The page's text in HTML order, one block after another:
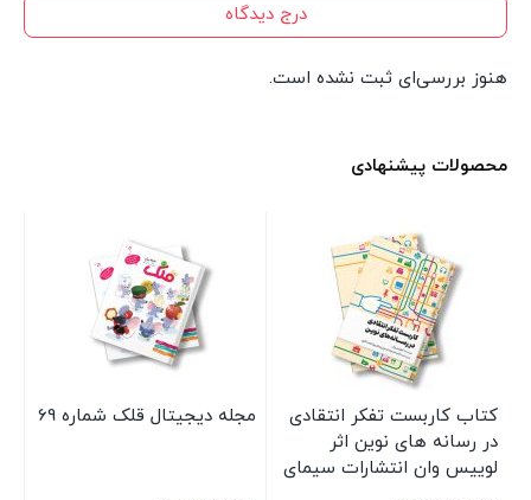
درج دیدگاه
هنوز بررسی‌ای ثبت نشده است.
محصولات پیشنهادی
کتاب کاربست تفکر انتقادی
در رسانه های نوین اثر
لوییس وان انتشارات سیمای
مجله دیجیتال قلک شماره 69